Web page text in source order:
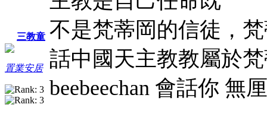
三教童
置業安居
不是梵蒂岡的信徒，
話中國天主教教屬於
beebeechan 會話你 無